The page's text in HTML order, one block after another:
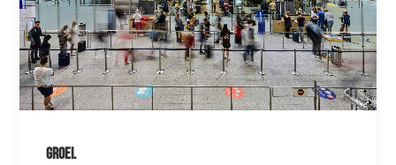
Groei.